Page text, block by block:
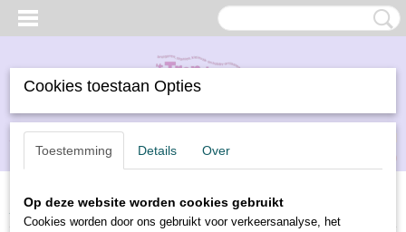
Inloggen Registreren
(0)
Home>Borduren>DMC borduurwol>DMC borduurwol 7533
Cookies toestaan Opties
Toestemming Details Over
Op deze website worden cookies gebruikt
Cookies worden door ons gebruikt voor verkeersanalyse, het